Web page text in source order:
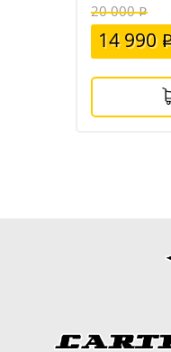
20 000
14 990